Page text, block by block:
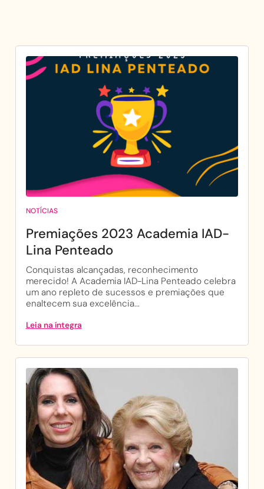
NOTÍCIAS
Premiações 2023 Academia IAD-
Lina Penteado
Conquistas alcançadas, reconhecimento
merecido! A Academia IAD-Lina Penteado celebra
um ano repleto de sucessos e premiações que
enaltecem sua excelência...
Leia na íntegra